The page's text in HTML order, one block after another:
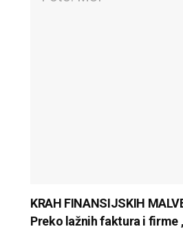
KRAH FINANSIJSKIH
Preko lažnih faktura i firme